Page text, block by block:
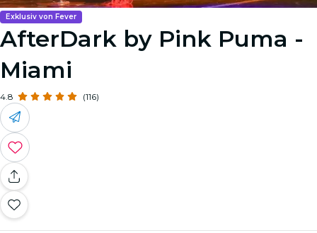
Exklusiv von Fever
AfterDark by Pink Puma -
Miami
4.8 (116)